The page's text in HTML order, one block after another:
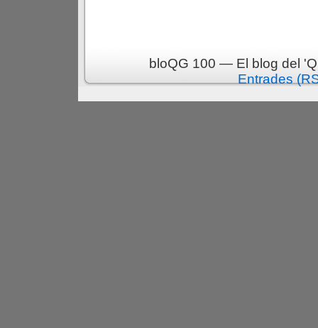
bloQG 100 — El blog del
Entrades